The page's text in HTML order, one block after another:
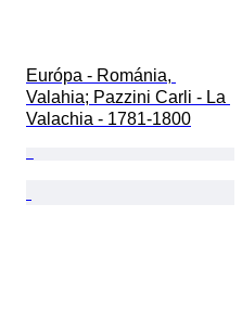
Európa - Románia,
Valahia; Pazzini Carli - La
Valachia - 1781-1800